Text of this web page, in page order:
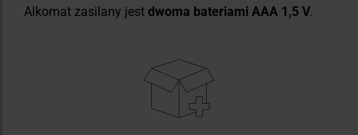
Alkomat zasilany jest dwoma bateriami AAA 1,5 V.